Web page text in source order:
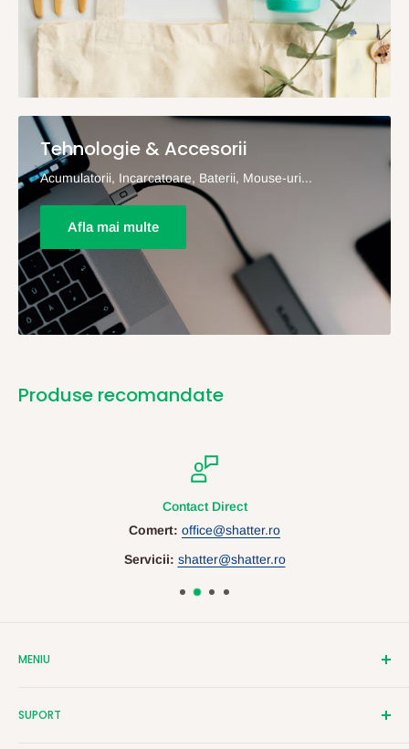
Tehnologie & Accesorii
Acumulatorii, Incarcatoare, Baterii, Mouse-uri...
Afla mai multe
Produse recomandate
Contact Direct
Comert: office@shatter.ro
Servicii: shatter@shatter.ro
MENIU
Contact
SUPORT